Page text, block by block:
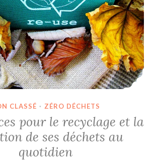
CLASSÉ · ZÉRO DÉCHETS
pour le recyclage et la
de ses déchets au
quotidien